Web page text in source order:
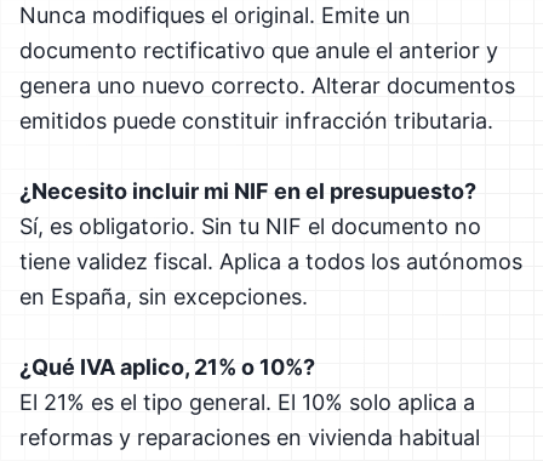
Nunca modifiques el original. Emite un
documento rectificativo que anule el anterior y
genera uno nuevo correcto. Alterar documentos
emitidos puede constituir infracción tributaria.
¿Necesito incluir mi NIF en el presupuesto?
Sí, es obligatorio. Sin tu NIF el documento no
tiene validez fiscal. Aplica a todos los autónomos
en España, sin excepciones.
¿Qué IVA aplico, 21% o 10%?
El 21% es el tipo general. El 10% solo aplica a
reformas y reparaciones en vivienda habitual